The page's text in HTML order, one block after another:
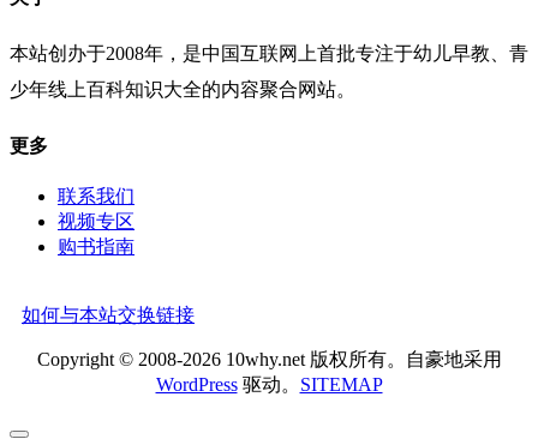
本站创办于2008年，是中国互联网上首批专注于幼儿早教、青
少年线上百科知识大全的内容聚合网站。
更多
联系我们
视频专区
购书指南
如何与本站交换链接
Copyright © 2008-2026 10why.net 版权所有。自豪地采用
WordPress驱动。 SITEMAP